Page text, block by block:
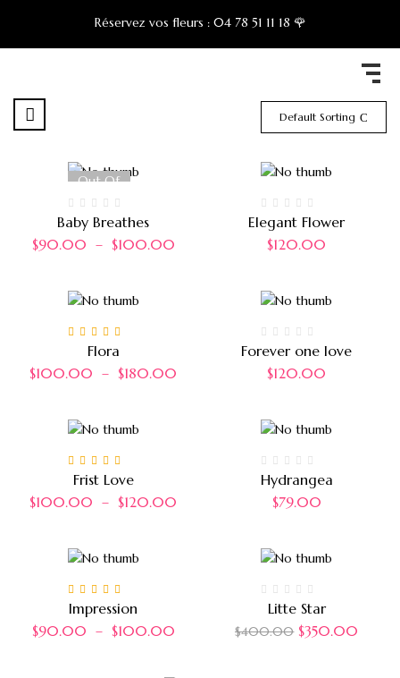
Réservez vos fleurs : 04 78 51 11 18 🌹
Default Sorting
Out Of
Stock
Baby Breathes
$90.00 – $100.00
Elegant Flower
$120.00
Note5.00sur 5
Flora
$100.00 – $180.00
Forever one love
$120.00
Note5.00sur 5
Frist Love
$100.00 – $120.00
Hydrangea
$79.00
Note4.00
sur 5
Impression
$90.00 – $100.00
Litte Star
$400.00 $350.00